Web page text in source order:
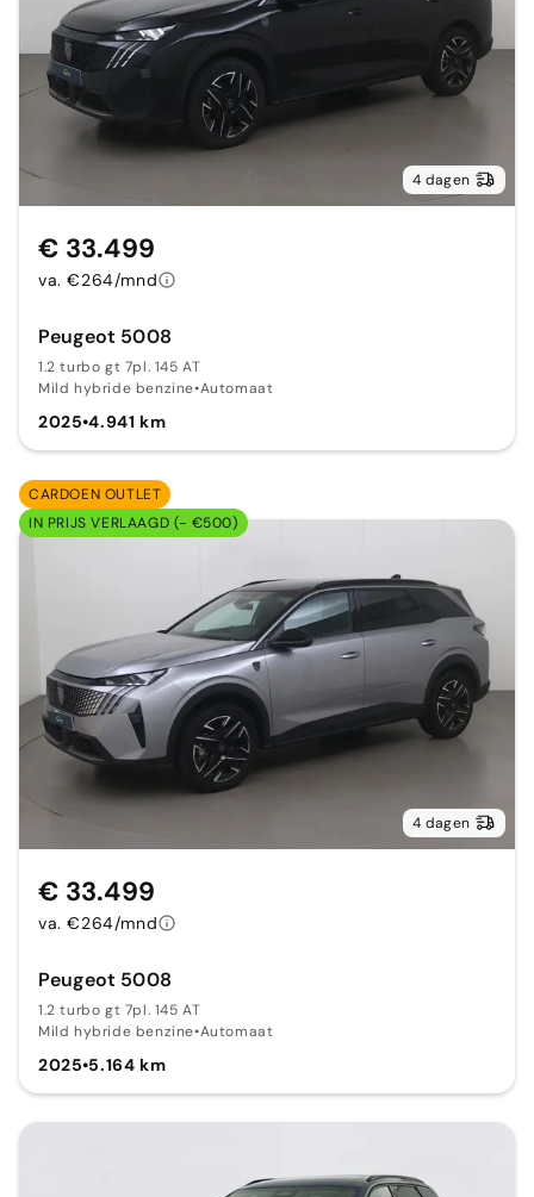
4 dagen
Peugeot 5008
1.2 turbo gt 7pl. 145 AT
Mild hybride benzine•Automaat
2025•4.941 km
€ 33.499
va. €264/mnd
CARDOEN OUTLET
IN PRIJS VERLAAGD (- €500)
4 dagen
Peugeot 5008
1.2 turbo gt 7pl. 145 AT
Mild hybride benzine•Automaat
2025•5.164 km
€ 33.499
va. €264/mnd